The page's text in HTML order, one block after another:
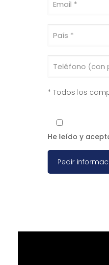
* Todos los
He leído y